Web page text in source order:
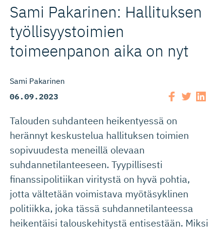
Sami Pakarinen: Hallituksen
työllisyys­toimien
toimeenpanon aika on nyt
Sami Pakarinen
06.09.2023
Talouden suhdanteen heikentyessä on
herännyt keskustelua hallituksen toimien
sopivuudesta meneillä olevaan
suhdannetilanteeseen. Tyypillisesti
finanssipolitiikan viritystä on hyvä pohtia,
jotta vältetään voimistava myötäsyklinen
politiikka, joka tässä suhdannetilanteessa
heikentäisi talouskehitystä entisestään. Miksi